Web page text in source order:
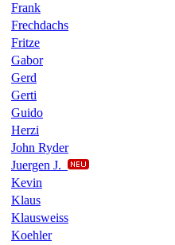
Frank
Frechdachs
Fritze
Gabor
Gerd
Gerti
Guido
Herzi
John Ryder
Juergen J.
Kevin
Klaus
Klausweiss
Koehler